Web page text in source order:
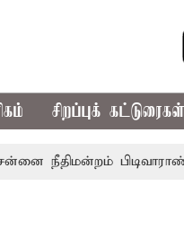
சிறப்புக் கட்டுரைகள்
பிடிவாராண்ட்